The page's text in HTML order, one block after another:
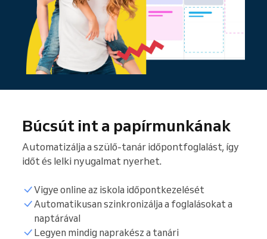
Búcsút int a papírmunkának
Automatizálja a szülő-tanár időpontfoglalást, így
időt és lelki nyugalmat nyerhet.
Vigye online az iskola időpontkezelését
Automatikusan szinkronizálja a foglalásokat a
naptárával
Legyen mindig naprakész a tanári